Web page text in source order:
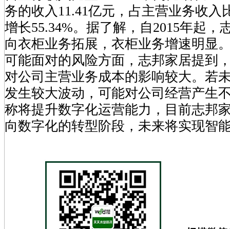
务的收入11.41亿元，占主营业务收入
增长55.34%。据了解，自2015年起，
向衣柜业务拓展，衣柜业务增速明显
可能面对的风险方面，志邦家居提到
对公司主营业务成本的影响较大。若
发生较大波动，可能对公司经营产生
称将提升数字化运营能力，目前志邦
向数字化的转型阶段，未来将实现智